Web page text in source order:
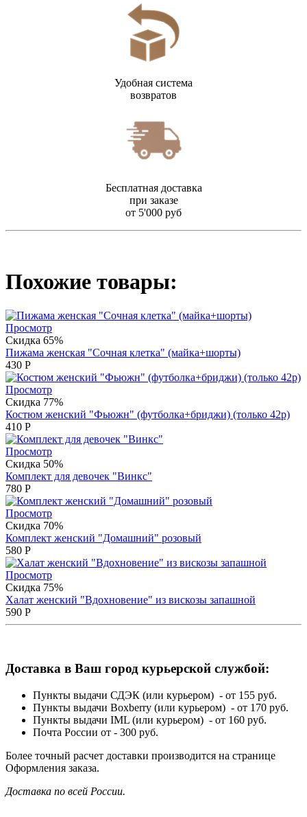
Удобная система
возвратов
Бесплатная доставка
при заказе
от 5'000 руб
Похожие товары:
Просмотр
Скидка 65%
Пижама женская "Сочная клетка" (майка+шорты)
430 Р
Просмотр
Скидка 77%
Костюм женский "Фьюжн" (футболка+бриджи) (только 42р)
410 Р
Просмотр
Скидка 50%
Комплект для девочек "Винкс"
780 Р
Просмотр
Скидка 70%
Комплект женский "Домашний" розовый
580 Р
Просмотр
Скидка 75%
Халат женский "Вдохновение" из вискозы запашной
590 Р
Доставка в Ваш город курьерской службой:
Пункты выдачи СДЭК (или курьером) - от 155 руб.
Пункты выдачи Boxberry (или курьером) - от 170 руб.
Пункты выдачи IML (или курьером) - от 160 руб.
Почта России от - 300 руб.
Более точный расчет доставки производится на странице
Оформления заказа.
Доставка по всей России.